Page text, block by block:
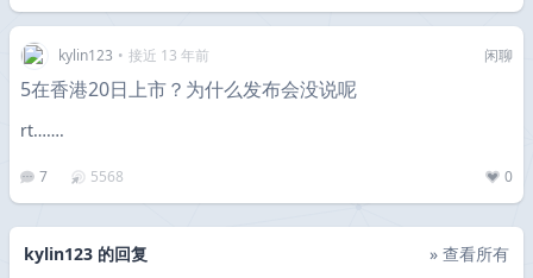
kylin123 • 接近 13 年前 闲聊
5在香港20日上市？为什么发布会没说呢
rt…….
7 5568 0
kylin123 的回复 » 查看所有